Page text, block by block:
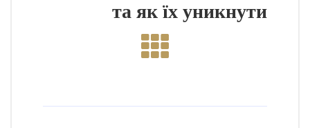
та як їх уникнути